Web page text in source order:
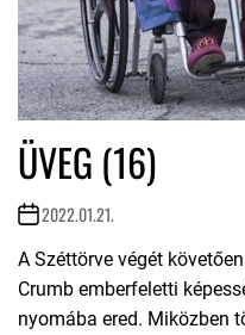
ÜVEG (16)
2022.01.21.
A Széttörve végét
Crumb emberfeletti
nyomába ered. Miközben